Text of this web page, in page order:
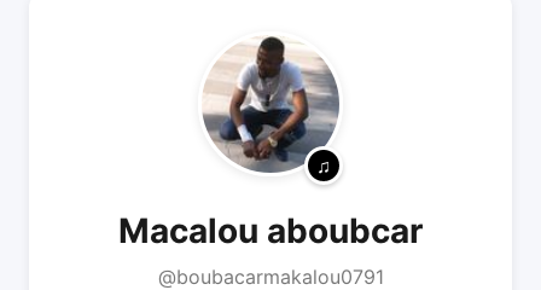
Macalou aboubcar
@boubacarmakalou0791